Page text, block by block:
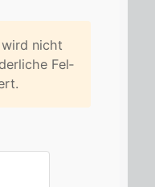
nicht
Fel­